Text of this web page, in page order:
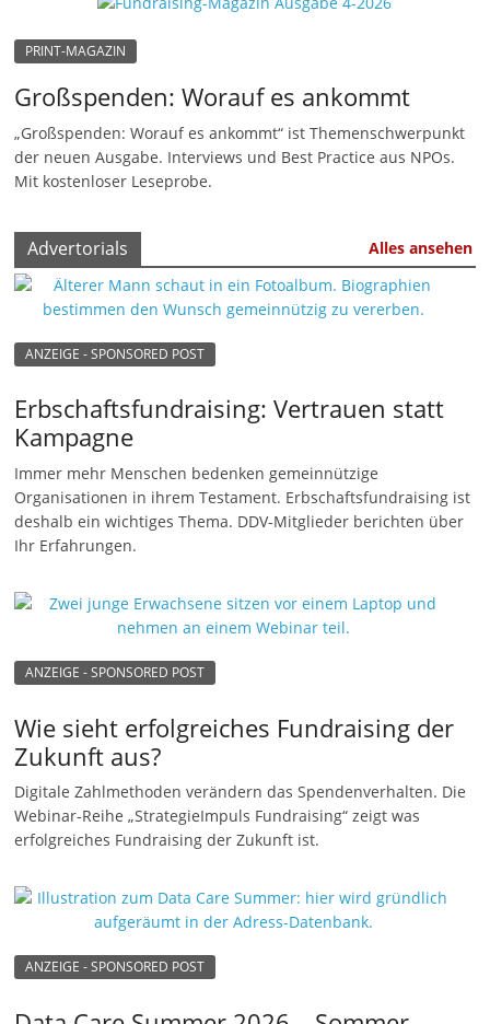
u
n
g
e
n
PRINT-MAGAZIN
Großspenden: Worauf es ankommt
„Großspenden: Worauf es ankommt“ ist Themenschwerpunkt
der neuen Ausgabe. Interviews und Best Practice aus NPOs.
Mit kostenloser Leseprobe.
Advertorials Alles ansehen
ANZEIGE - SPONSORED POST
Erbschaftsfundraising: Vertrauen statt
Kampagne
Immer mehr Menschen bedenken gemeinnützige
Organisationen in ihrem Testament. Erbschaftsfundraising ist
deshalb ein wichtiges Thema. DDV-Mitglieder berichten über
Ihr Erfahrungen.
ANZEIGE - SPONSORED POST
Wie sieht erfolgreiches Fundraising der
Zukunft aus?
Digitale Zahlmethoden verändern das Spendenverhalten. Die
Webinar-Reihe „StrategieImpuls Fundraising“ zeigt was
erfolgreiches Fundraising der Zukunft ist.
ANZEIGE - SPONSORED POST